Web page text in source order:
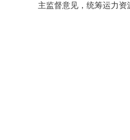
主监督意见，统筹运力